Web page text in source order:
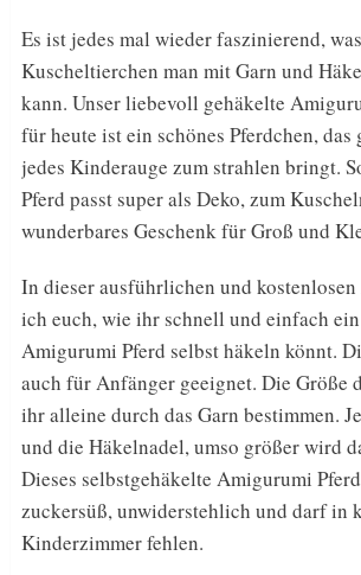
Es ist jedes mal wieder faszinierend,
Kuscheltierchen man mit Garn und
kann. Unser liebevoll gehäkelte
für heute ist ein schönes Pferdchen, das
jedes Kinderauge zum strahlen bringt.
Pferd passt super als Deko, zum
wunderbares Geschenk für Groß und
In dieser ausführlichen und
ich euch, wie ihr schnell und einfach ein
Amigurumi Pferd selbst häkeln könnt.
auch für Anfänger geeignet. Die Größe
ihr alleine durch das Garn bestimmen.
und die Häkelnadel, umso größer wird
Dieses selbstgehäkelte Amigurumi
zuckersüß, unwiderstehlich und darf in
Kinderzimmer fehlen.